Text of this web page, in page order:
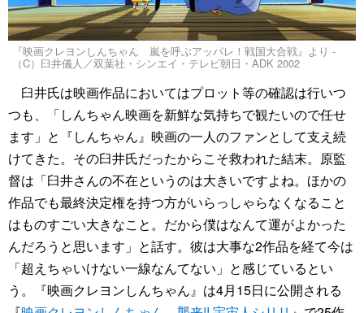
『映画クレヨンしんちゃん 嵐を呼ぶアッパレ！戦国大合戦』より -
（C）臼井儀人／双葉社・シンエイ・テレビ朝日・ADK 2002
臼井氏は映画作品においてはプロット等の確認は行いつ
つも、「しんちゃん映画を新鮮な気持ちで観たいので任せ
ます」と『しんちゃん』映画の一人のファンとして支え続
けてきた。その臼井氏だったからこそ救われた結末。原監
督は「臼井さんの不在というのは大きいですよね。ほかの
作品でも最終決定権を持つ方がいらっしゃらなくなること
はものすごい大きなこと。だから僕はなんて運がよかった
んだろうと思います」と話す。彼は大事な2作品を経て今は
「超えちゃいけない一線なんてない」と感じているとい
う。『映画クレヨンしんちゃん』は4月15日に公開される